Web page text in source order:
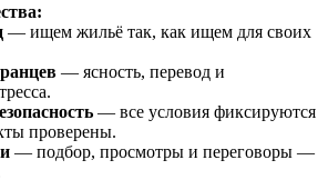
— ищем жильё так, как ищем для своих
— ясность, перевод и
— все условия фиксируются
проверены.
— подбор, просмотры и переговоры —